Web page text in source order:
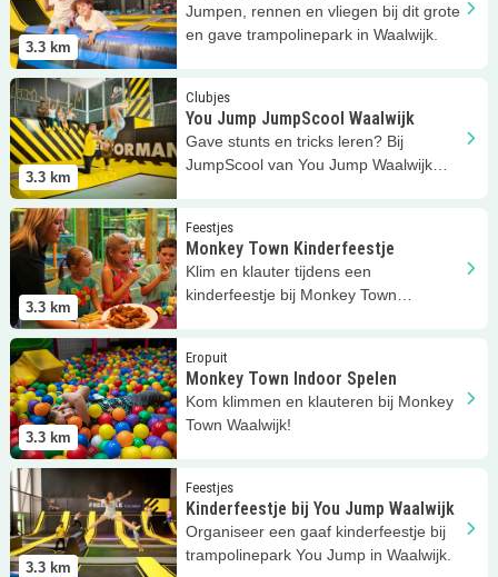
3.3 km
Jumpen, rennen en vliegen bij dit grote
en gave trampolinepark in Waalwijk.
3.3 km
Clubjes
You Jump JumpScool Waalwijk
Gave stunts en tricks leren? Bij
JumpScool van You Jump Waalwijk
Lees meer You Jump JumpScool Waalwijk
3.3 km
Feestjes
Monkey Town Kinderfeestje
Klim en klauter tijdens een
kinderfeestje bij Monkey Town
Lees meer Monkey Town Kinderfeestje
3.3 km
Eropuit
Monkey Town Indoor Spelen
Kom klimmen en klauteren bij Monkey
Town Waalwijk!
Lees meer Monkey Town Indoor Spelen
3.3 km
Feestjes
Kinderfeestje bij You Jump Waalwijk
Organiseer een gaaf kinderfeestje bij
trampolinepark You Jump in Waalwijk.
Lees meer Kinderfeestje bij You Jump Waalwijk